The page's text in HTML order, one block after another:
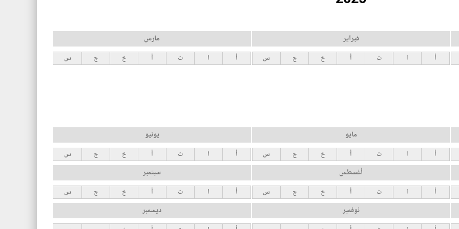
فبراير
أ ا ث أ خ ج س
مارس
أ ا ث أ خ ج س
مايو
أ ا ث أ خ ج س
يونيو
أ ا ث أ خ ج س
أغسطس
أ ا ث أ خ ج س
سبتمبر
أ ا ث أ خ ج س
نوفمبر ديسمبر